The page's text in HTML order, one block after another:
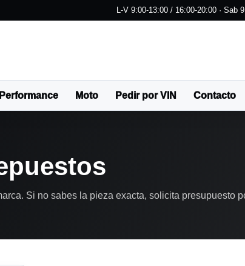
L-V 9:00-13:00 / 16:00-20:00 · Sab
Performance Moto Pedir por VIN Contacto
Si no sabes la pieza exacta, solicita presupuesto